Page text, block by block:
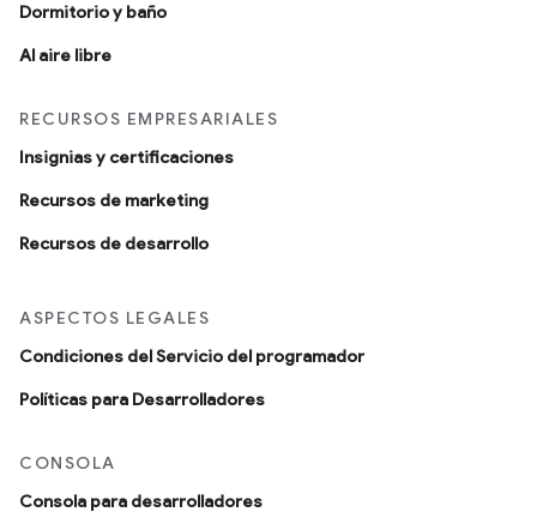
Dormitorio y baño
Al aire libre
RECURSOS EMPRESARIALES
Insignias y certificaciones
Recursos de marketing
Recursos de desarrollo
ASPECTOS LEGALES
Condiciones del Servicio del programador
Políticas para Desarrolladores
CONSOLA
Consola para desarrolladores